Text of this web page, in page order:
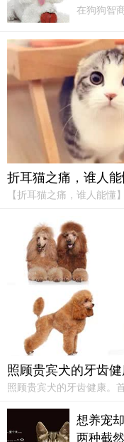
在狗狗智
斤，因为
犬聪明不
些人刚开
折耳猫之痛，谁人
【折耳猫之痛，谁人能懂
小折耳——苏格兰折耳猫
解？苏格兰折耳猫有很多
照顾贵宾犬的牙齿
照顾贵宾犬的牙齿健康。
生细菌，造成牙齿损伤。
贵宾犬对食物的需要，又
想养宠
两种截